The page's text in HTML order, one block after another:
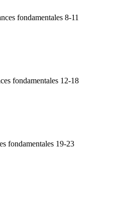
fondamentales 8-11
fondamentales 12-18
fondamentales 19-23